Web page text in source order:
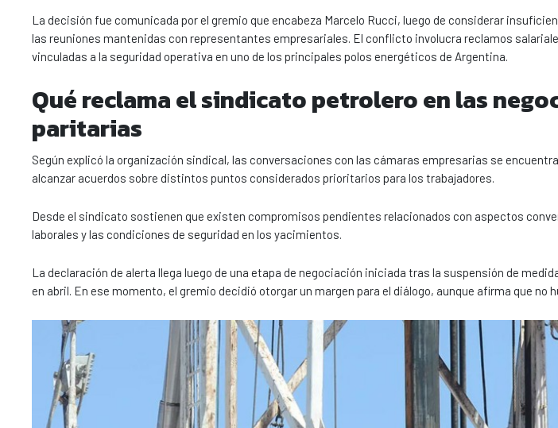
La decisión fue comunicada por el gremio que encabeza Marcelo Rucci, luego de considerar
las reuniones mantenidas con representantes empresariales. El conflicto involucra reclamos
vinculadas a la seguridad operativa en uno de los principales polos energéticos de Argentina.
Qué reclama el sindicato petrolero en las
paritarias
Según explicó la organización sindical, las conversaciones con las cámaras empresarias se
alcanzar acuerdos sobre distintos puntos considerados prioritarios para los trabajadores.
Desde el sindicato sostienen que existen compromisos pendientes relacionados con aspectos
laborales y las condiciones de seguridad en los yacimientos.
La declaración de alerta llega luego de una etapa de negociación iniciada tras la suspensión de
en abril. En ese momento, el gremio decidió otorgar un margen para el diálogo, aunque afirma que no